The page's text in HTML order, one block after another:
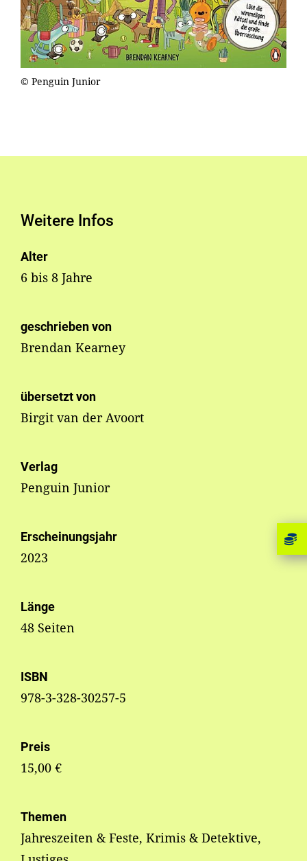
© Penguin Junior
Weitere Infos
Alter
6 bis 8 Jahre
geschrieben von
Brendan Kearney
übersetzt von
Birgit van der Avoort
Verlag
Penguin Junior
Erscheinungsjahr
2023
Länge
48 Seiten
ISBN
978-3-328-30257-5
Preis
15,00 €
Themen
Jahreszeiten & Feste, Krimis & Detektive,